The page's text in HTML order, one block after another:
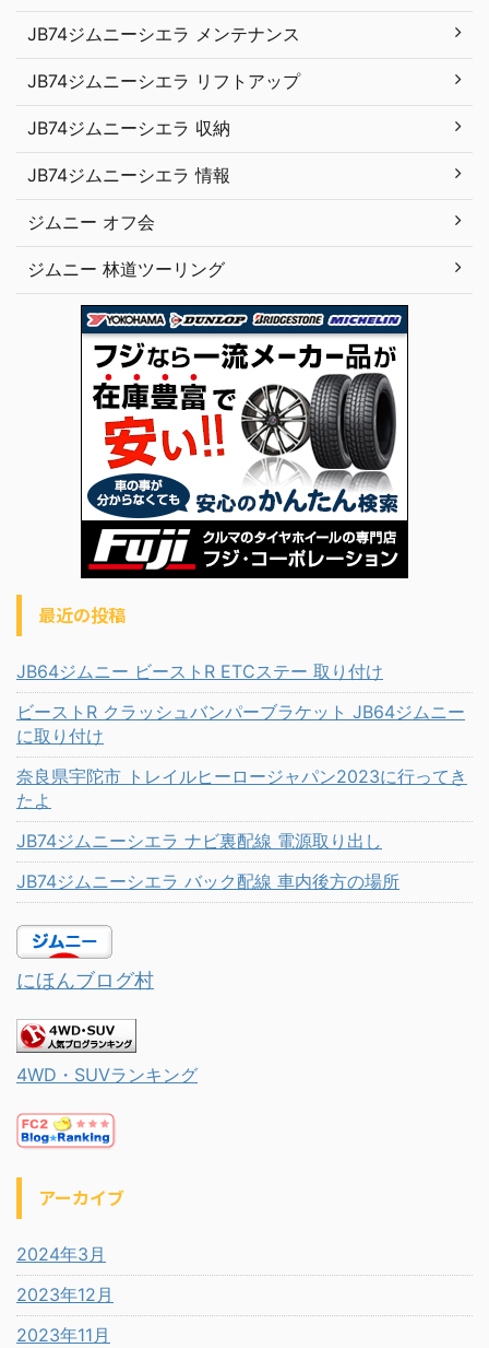
JB74ジムニーシエラ メンテナンス
JB74ジムニーシエラ リフトアップ
JB74ジムニーシエラ 収納
JB74ジムニーシエラ 情報
ジムニー オフ会
ジムニー 林道ツーリング
最近の投稿
JB64ジムニー ビーストR ETCステー 取り付け
ビーストR クラッシュバンパーブラケット JB64ジムニー
に取り付け
奈良県宇陀市 トレイルヒーロージャパン2023に行ってき
たよ
JB74ジムニーシエラ ナビ裏配線 電源取り出し
JB74ジムニーシエラ バック配線 車内後方の場所
にほんブログ村
4WD・SUVランキング
アーカイブ
2024年3月
2023年12月
2023年11月